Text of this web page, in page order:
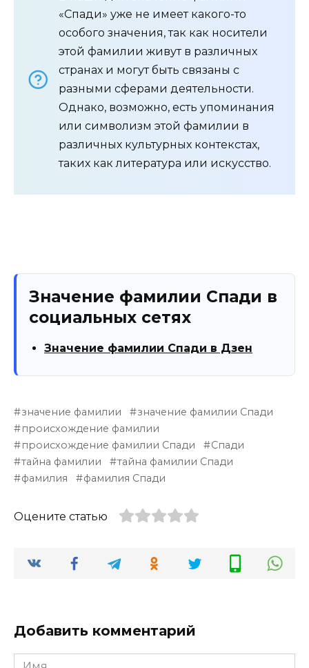
«Спади» уже не имеет какого-то
особого значения, так как носители
этой фамилии живут в различных
странах и могут быть связаны с
разными сферами деятельности.
Однако, возможно, есть упоминания
или символизм этой фамилии в
различных культурных контекстах,
таких как литература или искусство.
Значение фамилии Спади в
социальных сетях
Значение фамилии Спади в Дзен
значение фамилии
значение фамилии Спади
происхождение фамилии
происхождение фамилии Спади
Спади
тайна фамилии
тайна фамилии Спади
фамилия
фамилия Спади
Оцените статью
Добавить комментарий
Имя